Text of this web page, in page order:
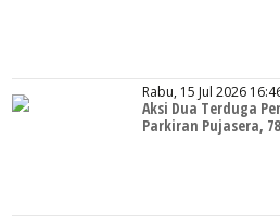
Rabu, 15 Jul 2026
Aksi Dua Terduga
Parkiran Pujasera,